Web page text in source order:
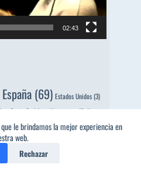
le brindamos la mejor experiencia en
web.
Rechazar
02:43
España (69) Estados Unidos(3)
Juan Benito Rodríguez Manzanares,(2) Kepa
Torres,(2) Luis López Anglada,(2)
Poetas de